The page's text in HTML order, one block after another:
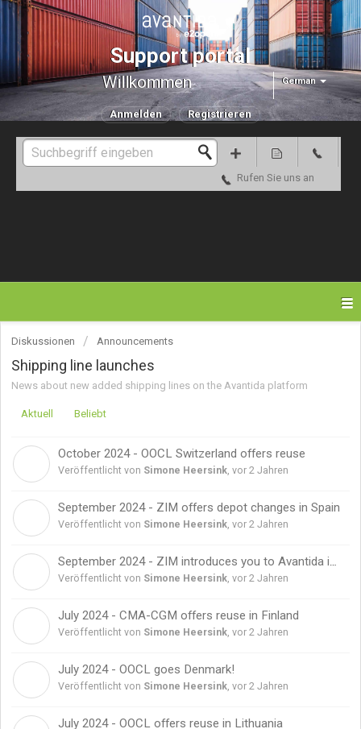
Support portal
German
Willkommen
Anmelden Registrieren
Rufen Sie uns an
Diskussionen Announcements
Shipping line launches
News about new added shipping lines on the Avantida platform
Aktuell Beliebt
October 2024 - OOCL Switzerland offers reuse
Veröffentlicht von Simone Heersink vor 2 Jahren
September 2024 - ZIM offers depot changes in Spain
Veröffentlicht von Simone Heersink vor 2 Jahren
Veröffentlicht von Simone Heersink vor 2 Jahren
July 2024 - CMA-CGM offers reuse in Finland
Veröffentlicht von Simone Heersink vor 2 Jahren
July 2024 - OOCL goes Denmark!
Veröffentlicht von Simone Heersink vor 2 Jahren
July 2024 - OOCL offers reuse in Lithuania